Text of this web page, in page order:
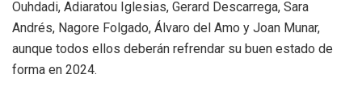
Ouhdadi, Adiaratou Iglesias, Gerard Descarrega, Sara
Andrés, Nagore Folgado, Álvaro del Amo y Joan Munar,
aunque todos ellos deberán refrendar su buen estado de
forma en 2024.